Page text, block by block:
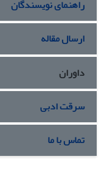
راهنمای نویسندگان
ارسال مقاله
داوران
سرقت ادبی
تماس با ما